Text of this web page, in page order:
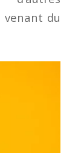
venant du